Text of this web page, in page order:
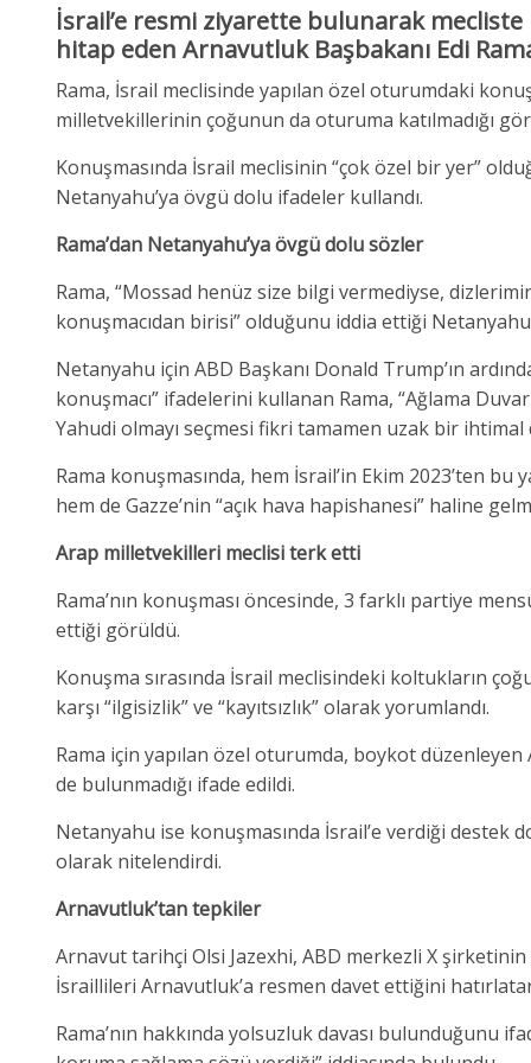
İsrail’e resmi ziyarette bulunarak
hitap eden Arnavutluk Başbakanı Edi
Rama, İsrail meclisinde yapılan özel oturumdaki
milletvekillerinin çoğunun da oturuma katılmadığı
Konuşmasında İsrail meclisinin “çok özel bir yer”
Netanyahu’ya övgü dolu ifadeler kullandı.
Rama’dan Netanyahu’ya övgü dolu sözler
Rama, “Mossad henüz size bilgi vermediyse,
konuşmacıdan birisi” olduğunu iddia ettiği
Netanyahu için ABD Başkanı Donald Trump’ın
konuşmacı” ifadelerini kullanan Rama, “Ağlama
Yahudi olmayı seçmesi fikri tamamen uzak bir
Rama konuşmasında, hem İsrail’in Ekim 2023’ten bu
hem de Gazze’nin “açık hava hapishanesi” haline
Arap milletvekilleri meclisi terk etti
Rama’nın konuşması öncesinde, 3 farklı partiye
ettiği görüldü.
Konuşma sırasında İsrail meclisindeki koltukların
karşı “ilgisizlik” ve “kayıtsızlık” olarak yorumlandı.
Rama için yapılan özel oturumda, boykot
de bulunmadığı ifade edildi.
Netanyahu ise konuşmasında İsrail’e verdiği destek
olarak nitelendirdi.
Arnavutluk’tan tepkiler
Arnavut tarihçi Olsi Jazexhi, ABD merkezli X şirketinin
İsraillileri Arnavutluk’a resmen davet ettiğini
Rama’nın hakkında yolsuzluk davası bulunduğunu